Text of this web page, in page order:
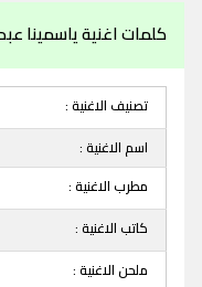
كلمات اغنية ياسمينا
تصنيف الاغنية :
اسم الاغنية :
مطرب الاغنية :
كاتب الاغنية :
ملحن الاغنية :